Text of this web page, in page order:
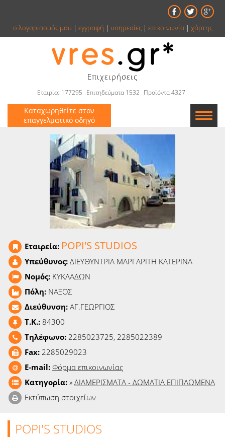
ο λογαριασμός μου | εγγραφή | υπηρεσίες| επικοινωνία| χάρτης
Επιχειρήσεις
Εταιρίες 177295 Επιτηδεύματα 1532 Προϊόντα 4327
Καταχωρηθείτε στον
επαγγελματικό οδηγό
Εταιρείες
Κατάλογος
Αγγελίες
Βιβλία
Παιχνίδια
Ραδιόφωνο
Ταινίες
Εταιρεία: POPI'S STUDIOS
Υπεύθυνος: ΔΙΕΥΘYΝΤΡΙΑ ΜΑΡΓΑΡΙΤΗ ΚΑΤΕΡΙΝΑ
Νομός: ΚΥΚΛΑΔΩΝ
Πόλη: ΝΑΞΟΣ
Διεύθυνση: ΑΓ.ΓΕΩΡΓΙΟΣ
T.K.: 84300
Τηλέφωνο: 2285023725, 2285022389
Fax: 2285029023
E-mail: Φόρμα επικοινωνίας
Κατηγορία: » ΔΙΑΜΕΡΙΣΜΑΤΑ - ΔΩΜΑΤΙΑ ΕΠΙΠΛΩΜΕΝΑ
Εκτύπωση στοιχείων
POPI'S STUDIOS